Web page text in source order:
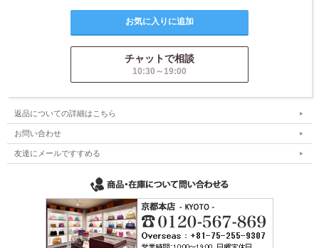
チャットで相談
10:30～19:00
返品についての詳細はこちら
お問い合わせ
友達にメールですすめる